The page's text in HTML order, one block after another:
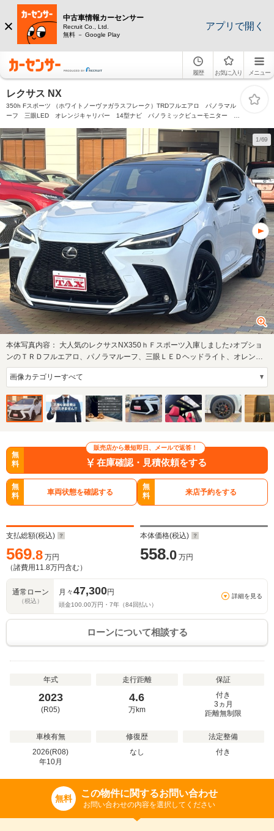
中古車情報カーセンサー
Recruit Co., Ltd.
無料 － Google Play
アプリで開く
履歴 お気に入り メニュー
レクサス NX
350h Fスポーツ （ホワイトノーヴァガラスフレーク）TRDフルエアロ パノラマル
ーフ 三眼LED オレンジキャリパー 14型ナビ パノラミックビューモニター 前
20inchAW
1/69
本体写真内容： 大人気のレクサスNX350ｈＦスポーツ入庫しました♪オプショ
ンのＴＲＤフルエアロ、パノラマルーフ、三眼ＬＥＤヘッドライト、オレンジ
キャリパー、…
販売店から最短即日、メールで返答！
無
料
在庫確認・見積依頼をする
無
料
車両状態を確認する
無
料
来店予約をする
支払総額(税込)
569.8 万円
（諸費用 11.8万円含む）
本体価格(税込)
558.0 万円
通常ローン
（税込）
月々47,300円
頭金100.00万円・ 7年（84回払い）
詳細を見る
ローンについて相談する
年式
2023
(R05)
走行距離
4.6
万km
保証
付き
3ヵ月
距離無制限
車検有無
2026(R08)
年10月
修復歴
なし
法定整備
付き
無料 この物件に関するお問い合わせ
お問い合わせの内容を選択してください